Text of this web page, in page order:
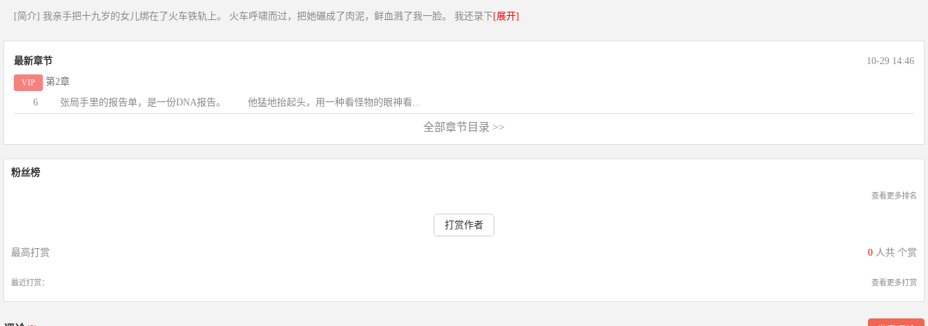
[简介] 我亲手把十九岁的女儿绑在了火车铁轨上。 火车呼啸而过，把她碾成了肉泥，鲜血溅了我一脸。 我还录下 [展开]
最新章节 10-29 14:46
VIP
第2章
6 张局手里的报告单，是一份DNA报告。 他猛地抬起头，用一种看怪物的眼神看...
全部章节目录 >>
粉丝榜
查看更多排名
打赏作者
最高打赏 0人共 个赏
最近打赏： 查看更多打赏